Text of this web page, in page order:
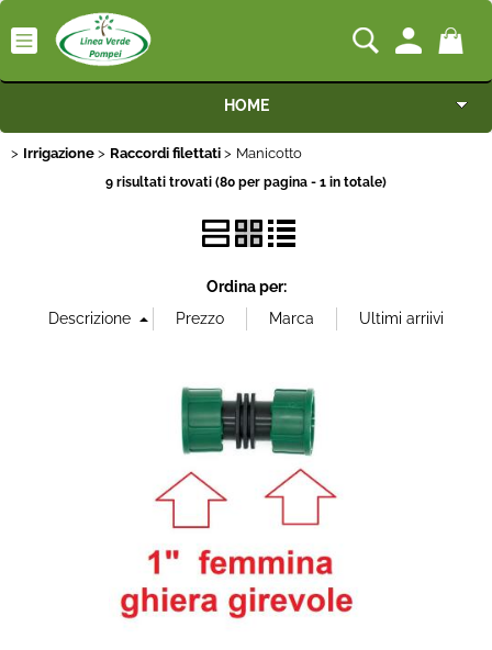
Categoria: HOME>Irrigazione>Raccordi filettati
Cilindrata
HOME
Macchine
Motocoltivatori
Irrigazione
Irrorazione
Pompe idrauliche
Protezione
Pet Store
Agricoltura
Irrigazione Raccordi filettati Manicotto
9 risultati trovati (80 per pagina - 1 in totale)
Ordina per: